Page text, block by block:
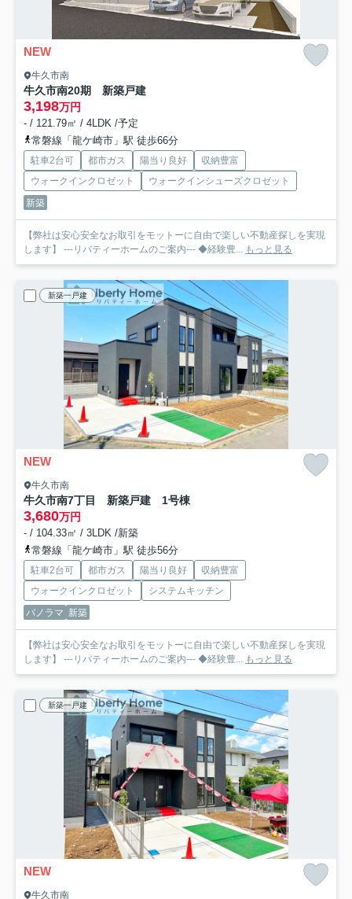
NEW
牛久市南
牛久市南20期 新築戸建
3,198万円
- / 121.79㎡ / 4LDK /予定
常磐線「龍ケ崎市」駅 徒歩66分
駐車2台可 都市ガス 陽当り良好
収納豊富
ウォークインクロゼット
ウォークインシューズクロゼット
新築
【弊社は安心安全なお取引をモットーに自由で楽しい不動産探しを実現
します】 ---リバティーホームのご案内--- ◆経験豊... もっと見る
新築一戸建
NEW
牛久市南
牛久市南7丁目 新築戸建 1号棟
3,680万円
- / 104.33㎡ / 3LDK /新築
常磐線「龍ケ崎市」駅 徒歩56分
駐車2台可 都市ガス 陽当り良好
収納豊富
ウォークインクロゼット
システムキッチン
パノラマ 新築
【弊社は安心安全なお取引をモットーに自由で楽しい不動産探しを実現
します】 ---リバティーホームのご案内--- ◆経験豊... もっと見る
新築一戸建
NEW
牛久市南